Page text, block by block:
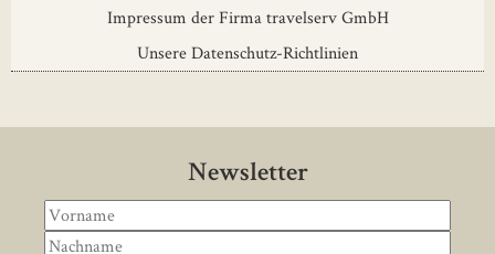
Impressum der Firma travelserv GmbH
Unsere Datenschutz-Richtlinien
Newsletter